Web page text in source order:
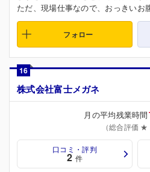
ただ、現場仕事なので、おっきいお
フォロー
16
株式会社富士メガネ
月の平均残業時間
（総合評価 ★
口コミ・評判
2 件